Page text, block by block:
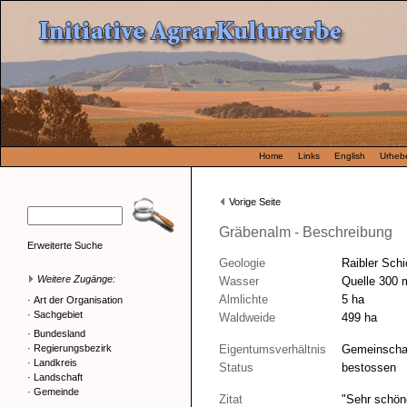
Home Links English
Erweiterte Suche
Weitere Zugänge:
· Art der Organisation
· Sachgebiet
· Bundesland
· Regierungsbezirk
· Landkreis
· Landschaft
· Gemeinde
Vorige Seite
Gräbenalm - Beschreibung
Geologie
Raibler
Wasser
Quelle 300
Almlichte
5 ha
Waldweide
499 ha
Eigentumsverhältnis
Status
bestossen
Zitat "Sehr